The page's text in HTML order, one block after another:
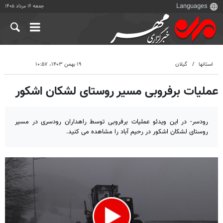
جمعه ۱۶ مرداد ۱۴۰۵
استانها گیلان ۱۹ بهمن ۱۴۰۳، ۱۰:۵۷
عملیات برفروبی مسیر روستای لشکان اشکور
رودسر- در این ویدئو عملیات برفروبی توسط راهداران رودسری در مسیر
روستای لشکان اشکور در رحیم آباد را مشاهده می کنید.